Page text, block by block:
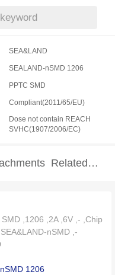
SEA&LAND
SEALAND-nSMD 1206
PPTC SMD
Compliant(2011/65/EU)
Dose not contain REACH
SVHC(1907/2006/EC)
Related
SMD ,1206 ,2A ,6V ,- ,Chip
nSMD ,-
1206